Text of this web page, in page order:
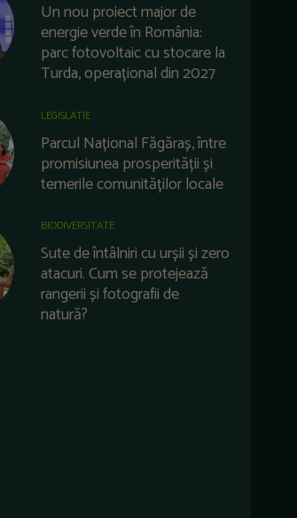
Un nou proiect major de
energie verde în România:
parc fotovoltaic cu stocare la
Turda, operațional din 2027
LEGISLATIE
Parcul Național Făgăraș, între
promisiunea prosperității și
temerile comunităților locale
BIODIVERSITATE
Sute de întâlniri cu urșii și zero
atacuri. Cum se protejează
rangerii și fotografii de
natură?